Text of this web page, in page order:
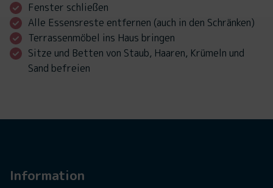
Fenster schließen
Alle Essensreste entfernen (auch in den Schränken)
Terrassenmöbel ins Haus bringen
Sitze und Betten von Staub, Haaren, Krümeln und
Sand befreien
Information